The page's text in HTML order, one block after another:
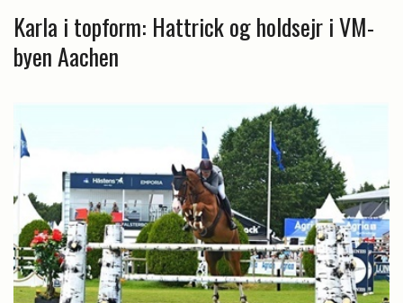
Karla i topform: Hattrick og holdsejr i VM-
byen Aachen